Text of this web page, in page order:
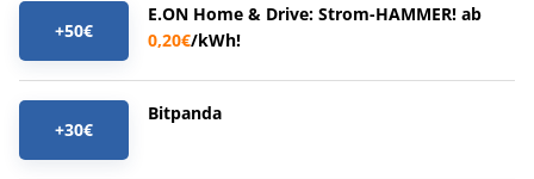
+50€
E.ON Home & Drive: Strom-HAMMER! ab
0,20€/kWh!
+30€
Bitpanda